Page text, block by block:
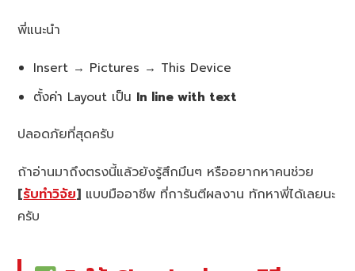
พี่แนะนำ
Insert → Pictures → This Device
ตั้งค่า Layout เป็น In line with text
ปลอดภัยที่สุดครับ
ถ้าอ่านมาถึงตรงนี้แล้วยังรู้สึกมึนๆ หรืออยากหาคนช่วย
[รับทำวิจัย] แบบมืออาชีพ ที่การันตีผลงาน ทักหาพี่ได้เลยนะ
ครับ